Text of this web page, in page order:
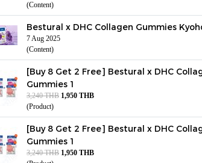
(Content)
Bestural x DHC Collagen Gummies
7 Aug 2025
(Content)
[Buy 8 Get 2 Free] Bestural x DHC
Gummies 1
3,240 THB 1,950 THB
(Product)
[Buy 8 Get 2 Free] Bestural x DHC
Gummies 1
3,240 THB 1,950 THB